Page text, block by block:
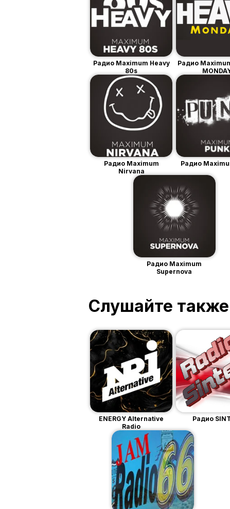
Радио Maximum Heavy
80s
Радио
Радио Maximum
Nirvana
Радио
Радио Maximum
Supernova
Слушайте также
ENERGY Alternative
Radio
Радио